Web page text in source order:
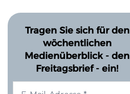
Tragen Sie sich für den
wöchentlichen
Medienüberblick - den
Freitagsbrief - ein!